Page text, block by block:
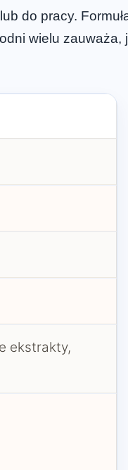
do pracy.
wielu
ekstrakty,